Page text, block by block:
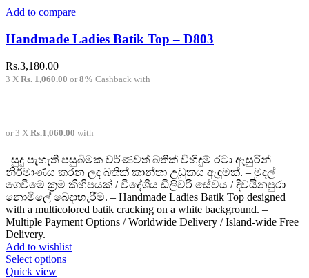
Add to compare
Handmade Ladies Batik Top – D803
Rs.3,180.00
3 X Rs. 1,060.00 or8% Cashback with
or 3 X Rs.1,060.00 with
–සුදු පැහැති පසුබිමක වර්ණවත් බතික් විහිදුම් රටා ඇසුරින්
නිර්මාණය කරන ලද බතික් කාන්තා උඩුකය ඇඳුමක්. – මුදල්
ගෙවීමේ ක්‍රම කිහිපයක් / විදේශීය ඩිලිවරි සේවය / දිවයිනපුරා
නොමිලේ බෙදාහැරීම. – Handmade Ladies Batik Top designed
with a multicolored batik cracking on a white background. –
Multiple Payment Options / Worldwide Delivery / Island-wide Free
Delivery.
Add to wishlist
Select optionsThis
Quick view